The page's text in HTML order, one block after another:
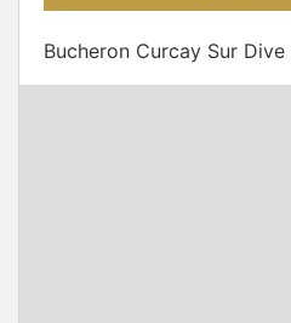
Bucheron Curcay Sur Dive